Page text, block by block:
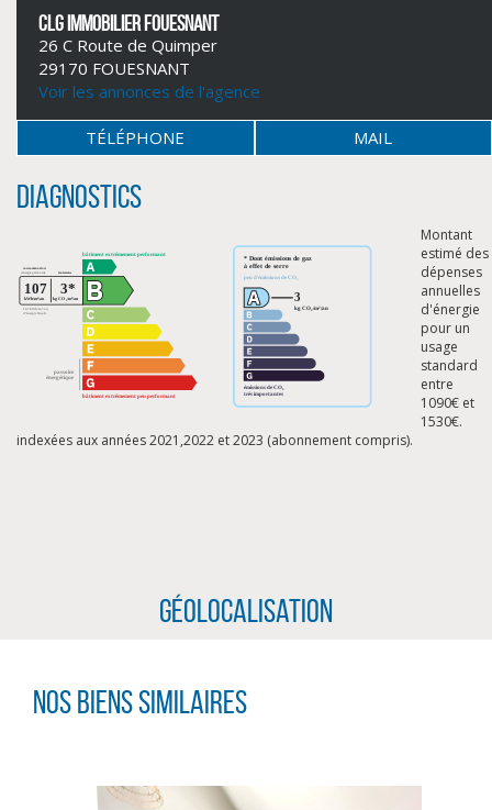
CLIQUER ICI POUR AGRANDIR
CLG IMMOBILIER FOUESNANT
26 C Route de Quimper
29170 FOUESNANT
Voir les annonces de l'agence
TÉLÉPHONE MAIL
Diagnostics
Montant
estimé des
dépenses
annuelles
d'énergie
pour un
usage
standard
entre
1090€ et
1530€.
indexées aux années 2021,2022 et 2023 (abonnement compris).
Géolocalisation
Nos biens similaires